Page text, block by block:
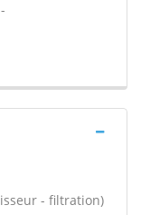
- filtration)